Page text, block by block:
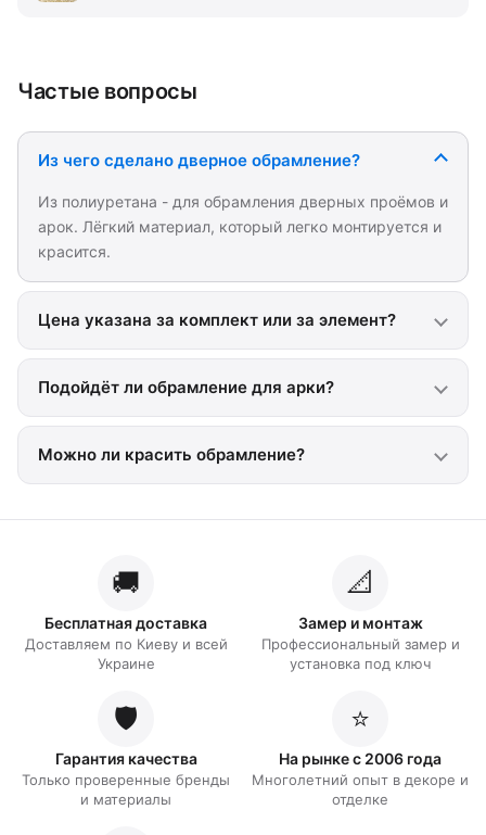
Частые вопросы
Из чего сделано дверное обрамление?
Из полиуретана - для обрамления дверных проёмов и
арок. Лёгкий материал, который легко монтируется и
красится.
Цена указана за комплект или за элемент?
Подойдёт ли обрамление для арки?
Можно ли красить обрамление?
🚚
Бесплатная доставка
Доставляем по Киеву и всей
Украине
📐
Замер и монтаж
Профессиональный замер и
установка под ключ
🛡️
Гарантия качества
Только проверенные бренды
и материалы
⭐
На рынке с 2006 года
Многолетний опыт в декоре и
отделке